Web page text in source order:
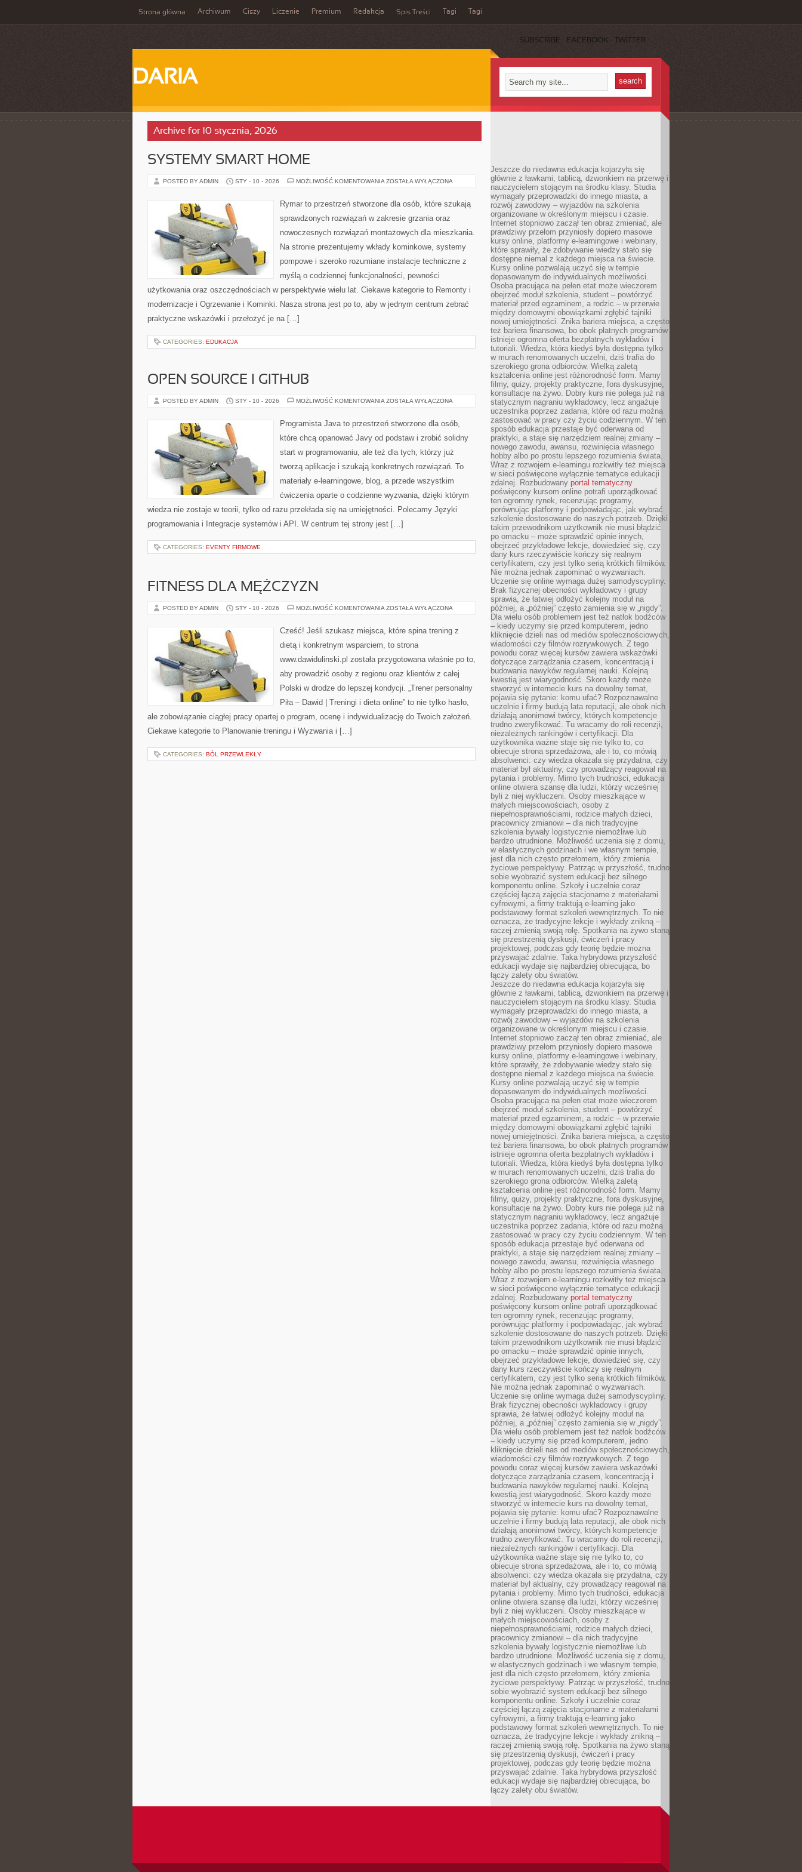
Strona główna Archiwum Ciszy Liczenie Premium Redakcja Spis Treści Tagi Tagi
SUBSCRIBE FACEBOOK TWITTER
DARIA
Archive for 10 stycznia, 2026
SYSTEMY SMART HOME
POSTED BY ADMIN STY - 10 - 2026 MOŻLIWOŚĆ KOMENTOWANIA SYSTEMY
ZOSTAŁA WYŁĄCZONA
Rymar to przestrzeń stworzone dla osób, które szukają
sprawdzonych rozwiązań w zakresie grzania oraz
nowoczesnych rozwiązań montażowych dla mieszkania.
Na stronie prezentujemy wkłady kominkowe, systemy
pompowe i szeroko rozumiane instalacje techniczne z
myślą o codziennej funkcjonalności, pewności
użytkowania oraz oszczędnościach w perspektywie wielu lat. Ciekawe kategorie to Remonty i
modernizacje i Ogrzewanie i Kominki. Nasza strona jest po to, aby w jednym centrum zebrać
praktyczne wskazówki i przełożyć je na […]
CATEGORIES: EDUKACJA
OPEN SOURCE I GITHUB
POSTED BY ADMIN STY - 10 - 2026 MOŻLIWOŚĆ KOMENTOWANIA OPEN
GITHUB
ZOSTAŁA WYŁĄCZONA
Programista Java to przestrzeń stworzone dla osób,
które chcą opanować Javy od podstaw i zrobić solidny
start w programowaniu, ale też dla tych, którzy już
tworzą aplikacje i szukają konkretnych rozwiązań. To
materiały e-learningowe, blog, a przede wszystkim
ćwiczenia oparte o codzienne wyzwania, dzięki którym
wiedza nie zostaje w teorii, tylko od razu przekłada się na umiejętności. Polecamy Języki
programowania i Integracje systemów i API. W centrum tej strony jest […]
CATEGORIES: EVENTY FIRMOWE
FITNESS DLA MĘŻCZYZN
POSTED BY ADMIN STY - 10 - 2026 MOŻLIWOŚĆ KOMENTOWANIA FITNESS
ZOSTAŁA WYŁĄCZONA
Cześć! Jeśli szukasz miejsca, które spina trening z
dietą i konkretnym wsparciem, to strona
www.dawidulinski.pl została przygotowana właśnie po to,
aby prowadzić osoby z regionu oraz klientów z całej
Polski w drodze do lepszej kondycji. „Trener personalny
Piła – Dawid | Treningi i dieta online” to nie tylko hasło,
ale zobowiązanie ciągłej pracy opartej o program, ocenę i indywidualizację do Twoich założeń.
Ciekawe kategorie to Planowanie treningu i Wyzwania i […]
CATEGORIES: BÓL PRZEWLEKŁY
Jeszcze do niedawna edukacja kojarzyła się
głównie z ławkami, tablicą, dzwonkiem na przerwę i
nauczycielem stojącym na środku klasy. Studia
wymagały przeprowadzki do innego miasta, a
rozwój zawodowy – wyjazdów na szkolenia
organizowane w określonym miejscu i czasie.
Internet stopniowo zaczął ten obraz zmieniać, ale
prawdziwy przełom przyniosły dopiero masowe
kursy online, platformy e-learningowe i webinary,
które sprawiły, że zdobywanie wiedzy stało się
dostępne niemal z każdego miejsca na świecie.
Kursy online pozwalają uczyć się w tempie
dopasowanym do indywidualnych możliwości.
Osoba pracująca na pełen etat może wieczorem
obejrzeć moduł szkolenia, student – powtórzyć
materiał przed egzaminem, a rodzic – w przerwie
między domowymi obowiązkami zgłębić tajniki
nowej umiejętności. Znika bariera miejsca, a często
też bariera finansowa, bo obok płatnych programów
istnieje ogromna oferta bezpłatnych wykładów i
tutoriali. Wiedza, która kiedyś była dostępna tylko
w murach renomowanych uczelni, dziś trafia do
szerokiego grona odbiorców. Wielką zaletą
kształcenia online jest różnorodność form. Mamy
filmy, quizy, projekty praktyczne, fora dyskusyjne,
konsultacje na żywo. Dobry kurs nie polega już na
statycznym nagraniu wykładowcy, lecz angażuje
uczestnika poprzez zadania, które od razu można
zastosować w pracy czy życiu codziennym. W ten
sposób edukacja przestaje być oderwana od
praktyki, a staje się narzędziem realnej zmiany –
nowego zawodu, awansu, rozwinięcia własnego
hobby albo po prostu lepszego rozumienia świata.
Wraz z rozwojem e-learningu rozkwitły też miejsca
w sieci poświęcone wyłącznie tematyce edukacji
zdalnej. Rozbudowany portal tematyczny
poświęcony kursom online potrafi uporządkować
ten ogromny rynek, recenzując programy,
porównując platformy i podpowiadając, jak wybrać
szkolenie dostosowane do naszych potrzeb. Dzięki
takim przewodnikom użytkownik nie musi błądzić
po omacku – może sprawdzić opinie innych,
obejrzeć przykładowe lekcje, dowiedzieć się, czy
dany kurs rzeczywiście kończy się realnym
certyfikatem, czy jest tylko serią krótkich filmików.
Nie można jednak zapominać o wyzwaniach.
Uczenie się online wymaga dużej samodyscypliny.
Brak fizycznej obecności wykładowcy i grupy
sprawia, że łatwiej odłożyć kolejny moduł na
później, a „później” często zamienia się w „nigdy”.
Dla wielu osób problemem jest też natłok bodźców
– kiedy uczymy się przed komputerem, jedno
kliknięcie dzieli nas od mediów społecznościowych,
wiadomości czy filmów rozrywkowych. Z tego
powodu coraz więcej kursów zawiera wskazówki
dotyczące zarządzania czasem, koncentracją i
budowania nawyków regularnej nauki. Kolejną
kwestią jest wiarygodność. Skoro każdy może
stworzyć w internecie kurs na dowolny temat,
pojawia się pytanie: komu ufać? Rozpoznawalne
uczelnie i firmy budują lata reputacji, ale obok nich
działają anonimowi twórcy, których kompetencje
trudno zweryfikować. Tu wracamy do roli recenzji,
niezależnych rankingów i certyfikacji. Dla
użytkownika ważne staje się nie tylko to, co
obiecuje strona sprzedażowa, ale i to, co mówią
absolwenci: czy wiedza okazała się przydatna, czy
materiał był aktualny, czy prowadzący reagował na
pytania i problemy. Mimo tych trudności, edukacja
online otwiera szansę dla ludzi, którzy wcześniej
byli z niej wykluczeni. Osoby mieszkające w
małych miejscowościach, osoby z
niepełnosprawnościami, rodzice małych dzieci,
pracownicy zmianowi – dla nich tradycyjne
szkolenia bywały logistycznie niemożliwe lub
bardzo utrudnione. Możliwość uczenia się z domu,
w elastycznych godzinach i we własnym tempie,
jest dla nich często przełomem, który zmienia
życiowe perspektywy. Patrząc w przyszłość, trudno
sobie wyobrazić system edukacji bez silnego
komponentu online. Szkoły i uczelnie coraz
częściej łączą zajęcia stacjonarne z materiałami
cyfrowymi, a firmy traktują e-learning jako
podstawowy format szkoleń wewnętrznych. To nie
oznacza, że tradycyjne lekcje i wykłady znikną –
raczej zmienią swoją rolę. Spotkania na żywo staną
się przestrzenią dyskusji, ćwiczeń i pracy
projektowej, podczas gdy teorię będzie można
przyswajać zdalnie. Taka hybrydowa przyszłość
edukacji wydaje się najbardziej obiecująca, bo
łączy zalety obu światów.
Jeszcze do niedawna edukacja kojarzyła się
głównie z ławkami, tablicą, dzwonkiem na przerwę i
nauczycielem stojącym na środku klasy. Studia
wymagały przeprowadzki do innego miasta, a
rozwój zawodowy – wyjazdów na szkolenia
organizowane w określonym miejscu i czasie.
Internet stopniowo zaczął ten obraz zmieniać, ale
prawdziwy przełom przyniosły dopiero masowe
kursy online, platformy e-learningowe i webinary,
które sprawiły, że zdobywanie wiedzy stało się
dostępne niemal z każdego miejsca na świecie.
Kursy online pozwalają uczyć się w tempie
dopasowanym do indywidualnych możliwości.
Osoba pracująca na pełen etat może wieczorem
obejrzeć moduł szkolenia, student – powtórzyć
materiał przed egzaminem, a rodzic – w przerwie
między domowymi obowiązkami zgłębić tajniki
nowej umiejętności. Znika bariera miejsca, a często
też bariera finansowa, bo obok płatnych programów
istnieje ogromna oferta bezpłatnych wykładów i
tutoriali. Wiedza, która kiedyś była dostępna tylko
w murach renomowanych uczelni, dziś trafia do
szerokiego grona odbiorców. Wielką zaletą
kształcenia online jest różnorodność form. Mamy
filmy, quizy, projekty praktyczne, fora dyskusyjne,
konsultacje na żywo. Dobry kurs nie polega już na
statycznym nagraniu wykładowcy, lecz angażuje
uczestnika poprzez zadania, które od razu można
zastosować w pracy czy życiu codziennym. W ten
sposób edukacja przestaje być oderwana od
praktyki, a staje się narzędziem realnej zmiany –
nowego zawodu, awansu, rozwinięcia własnego
hobby albo po prostu lepszego rozumienia świata.
Wraz z rozwojem e-learningu rozkwitły też miejsca
w sieci poświęcone wyłącznie tematyce edukacji
zdalnej. Rozbudowany portal tematyczny
poświęcony kursom online potrafi uporządkować
ten ogromny rynek, recenzując programy,
porównując platformy i podpowiadając, jak wybrać
szkolenie dostosowane do naszych potrzeb. Dzięki
takim przewodnikom użytkownik nie musi błądzić
po omacku – może sprawdzić opinie innych,
obejrzeć przykładowe lekcje, dowiedzieć się, czy
dany kurs rzeczywiście kończy się realnym
certyfikatem, czy jest tylko serią krótkich filmików.
Nie można jednak zapominać o wyzwaniach.
Uczenie się online wymaga dużej samodyscypliny.
Brak fizycznej obecności wykładowcy i grupy
sprawia, że łatwiej odłożyć kolejny moduł na
później, a „później” często zamienia się w „nigdy”.
Dla wielu osób problemem jest też natłok bodźców
– kiedy uczymy się przed komputerem, jedno
kliknięcie dzieli nas od mediów społecznościowych,
wiadomości czy filmów rozrywkowych. Z tego
powodu coraz więcej kursów zawiera wskazówki
dotyczące zarządzania czasem, koncentracją i
budowania nawyków regularnej nauki. Kolejną
kwestią jest wiarygodność. Skoro każdy może
stworzyć w internecie kurs na dowolny temat,
pojawia się pytanie: komu ufać? Rozpoznawalne
uczelnie i firmy budują lata reputacji, ale obok nich
działają anonimowi twórcy, których kompetencje
trudno zweryfikować. Tu wracamy do roli recenzji,
niezależnych rankingów i certyfikacji. Dla
użytkownika ważne staje się nie tylko to, co
obiecuje strona sprzedażowa, ale i to, co mówią
absolwenci: czy wiedza okazała się przydatna, czy
materiał był aktualny, czy prowadzący reagował na
pytania i problemy. Mimo tych trudności, edukacja
online otwiera szansę dla ludzi, którzy wcześniej
byli z niej wykluczeni. Osoby mieszkające w
małych miejscowościach, osoby z
niepełnosprawnościami, rodzice małych dzieci,
pracownicy zmianowi – dla nich tradycyjne
szkolenia bywały logistycznie niemożliwe lub
bardzo utrudnione. Możliwość uczenia się z domu,
w elastycznych godzinach i we własnym tempie,
jest dla nich często przełomem, który zmienia
życiowe perspektywy. Patrząc w przyszłość, trudno
sobie wyobrazić system edukacji bez silnego
komponentu online. Szkoły i uczelnie coraz
częściej łączą zajęcia stacjonarne z materiałami
cyfrowymi, a firmy traktują e-learning jako
podstawowy format szkoleń wewnętrznych. To nie
oznacza, że tradycyjne lekcje i wykłady znikną –
raczej zmienią swoją rolę. Spotkania na żywo staną
się przestrzenią dyskusji, ćwiczeń i pracy
projektowej, podczas gdy teorię będzie można
przyswajać zdalnie. Taka hybrydowa przyszłość
edukacji wydaje się najbardziej obiecująca, bo
łączy zalety obu światów.